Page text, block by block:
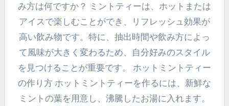
み方は何ですか？ ミントティーは、ホットまたは
アイスで楽しむことができ、リフレッシュ効果が
高い飲み物です。特に、抽出時間や飲み方によっ
て風味が大きく変わるため、自分好みのスタイル
を見つけることが重要です。 ホットミントティー
の作り方 ホットミントティーを作るには、新鮮な
ミントの葉を用意し、沸騰したお湯に入れます。